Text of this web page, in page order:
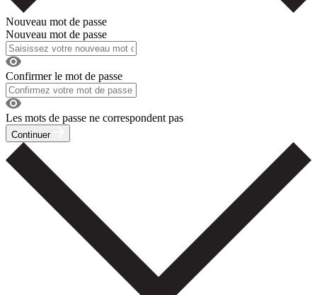
Nouveau mot de passe
Nouveau mot de passe
Confirmer le mot de passe
Les mots de passe ne correspondent pas
Continuer